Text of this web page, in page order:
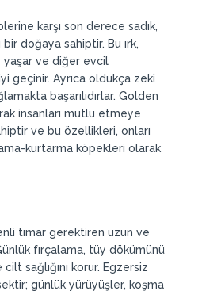
karşı son derece sadık,
bir doğaya sahiptir. Bu ırk,
yaşar ve diğer evcil
geçinir. Ayrıca oldukça zeki
başarılıdırlar. Golden
insanları mutlu etmeye
ve bu özellikleri, onları
kurtarma köpekleri olarak
tımar gerektiren uzun ve
fırçalama, tüy dökümünü
sağlığını korur. Egzersiz
günlük yürüyüşler, koşma